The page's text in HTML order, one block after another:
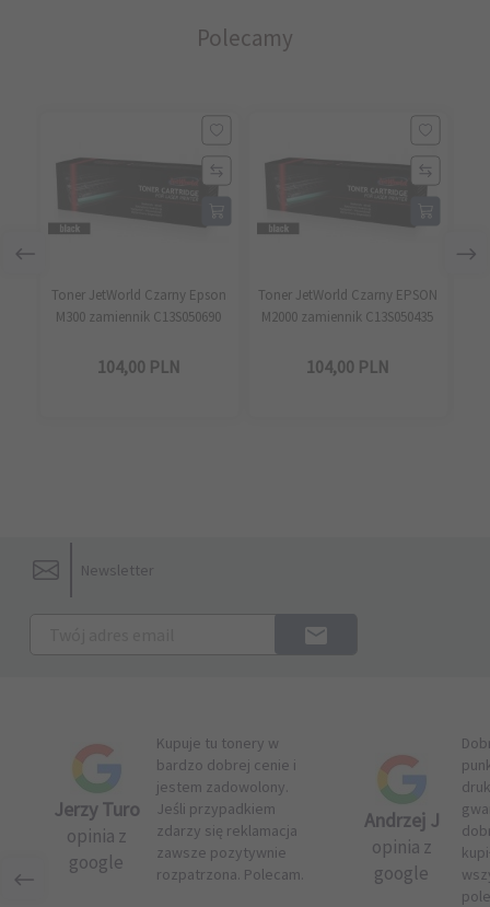
Polecamy
Toner JetWorld Czarny Epson
M300 zamiennik C13S050690
104,00 PLN
Toner JetWorld Czarny EPSON
M2000 zamiennik C13S050435
104,00 PLN
Newsletter
Jerzy Turo
opinia z
google
Kupuje tu tonery w
bardzo dobrej cenie i
jestem zadowolony.
Jeśli przypadkiem
zdarzy się reklamacja
zawsze pozytywnie
rozpatrzona. Polecam.
Andrzej J
opinia z
google